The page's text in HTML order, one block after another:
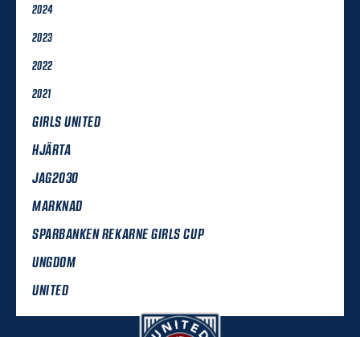
2024
2023
2022
2021
GIRLS UNITED
HJÄRTA
JAG2030
MARKNAD
SPARBANKEN REKARNE GIRLS CUP
UNGDOM
UNITED